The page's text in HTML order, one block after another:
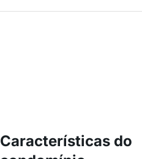
Características do